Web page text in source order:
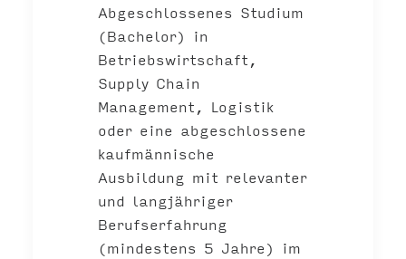
Abgeschlossenes Studium
(Bachelor) in
Betriebswirtschaft,
Supply Chain
Management, Logistik
oder eine abgeschlossene
kaufmännische
Ausbildung mit relevanter
und langjähriger
Berufserfahrung
(mindestens 5 Jahre) im